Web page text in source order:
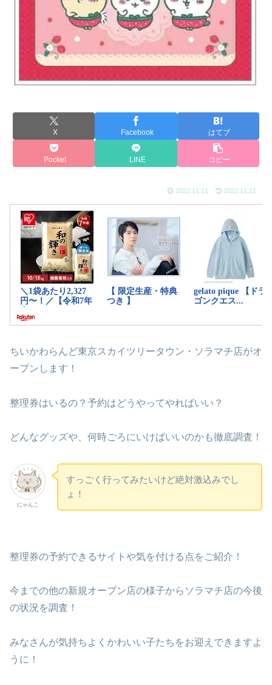
X Facebook はてブ
Pocket LINE コピー
2022.11.11 2022.11.21
ちいかわらんど東京スカイツリータウン・ソラマチ店がオ
ープンします！
整理券はいるの？予約はどうやってやればいい？
どんなグッズや、何時ごろにいけばいいのかも徹底調査！
にゃんこ
すっごく行ってみたいけど絶対激込みでし
ょ！
整理券の予約できるサイトや気を付ける点をご紹介！
今までの他の新規オープン店の様子からソラマチ店の今後
の状況を調査！
みなさんが気持ちよくかわいい子たちをお迎えできますよ
うに！